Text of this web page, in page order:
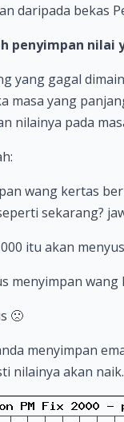
daripada bekas
penyimpan nilai
yang gagal
masa yang
nilainya pada
wang kertas
sekarang?
itu akan
menyimpan wang
🙁
menyimpan
nilainya akan naik.